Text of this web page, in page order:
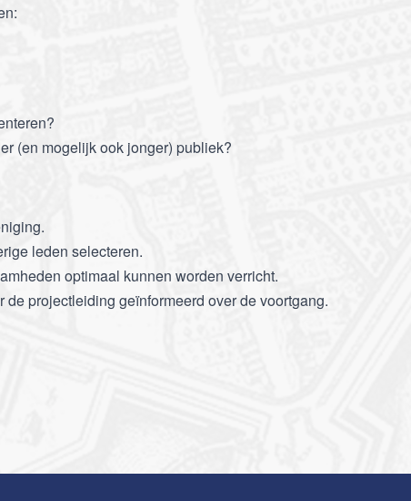
(en mogelijk ook jonger) publiek?
leden selecteren.
optimaal kunnen worden verricht.
projectleiding geïnformeerd over de voortgang.